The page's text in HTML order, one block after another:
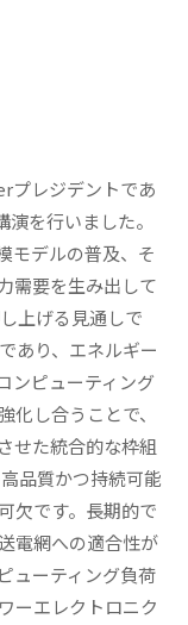
レジデントであ
を行いました。
モデルの普及、そ
需要を生み出して
上げる見通しで
あり、エネルギー
ンピューティング
し合うことで、
せた統合的な枠組
品質かつ持続可能
欠です。長期的で
電網への適合性が
ューティング負荷
ーエレクトロニク